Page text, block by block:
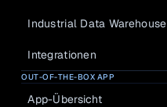
Industrial Data Warehouse
Integrationen
OUT-OF-THE-BOX APP
App-Übersicht